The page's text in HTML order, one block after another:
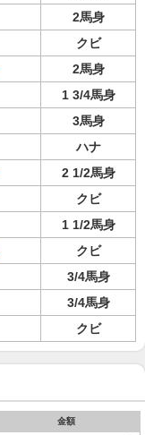
2馬身
クビ
2馬身
1 3/4馬身
3馬身
ハナ
2 1/2馬身
クビ
1 1/2馬身
クビ
3/4馬身
3/4馬身
クビ
金額